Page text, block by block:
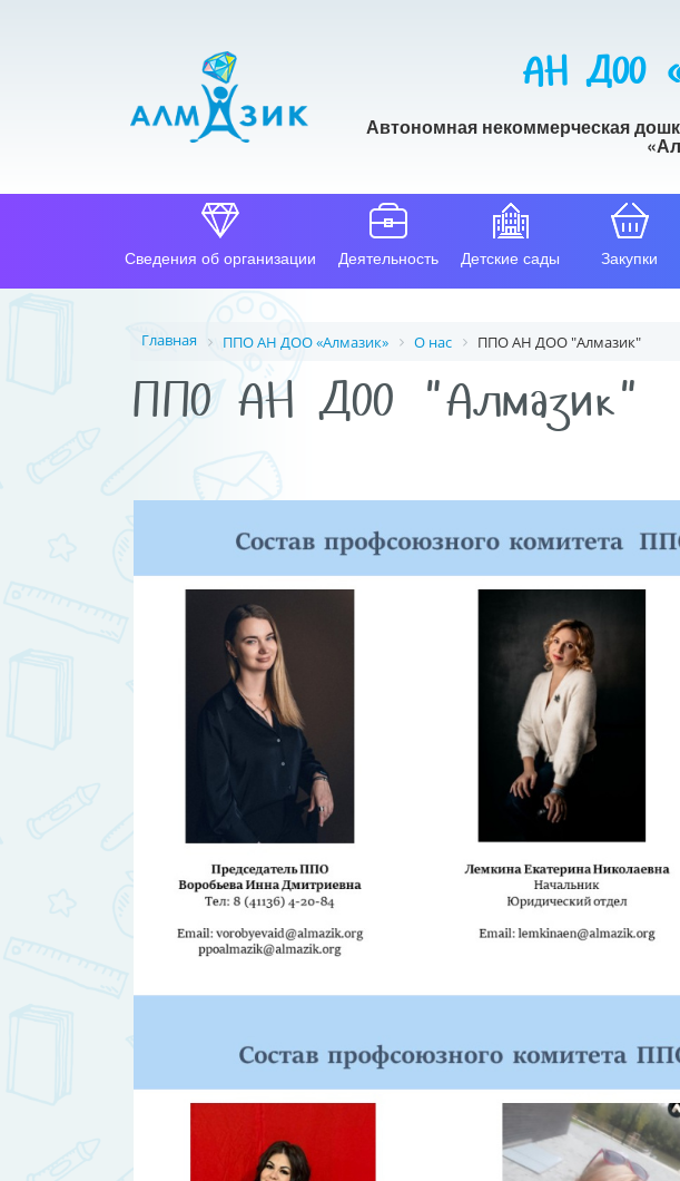
АН ДОО
Автономная некоммерческая
Сведения об организации Деятельность Детские сады Закупки
Главная ППО АН ДОО «Алмазик» О нас ППО АН ДОО "Алмазик"
ППО АН ДОО "Алмазик"